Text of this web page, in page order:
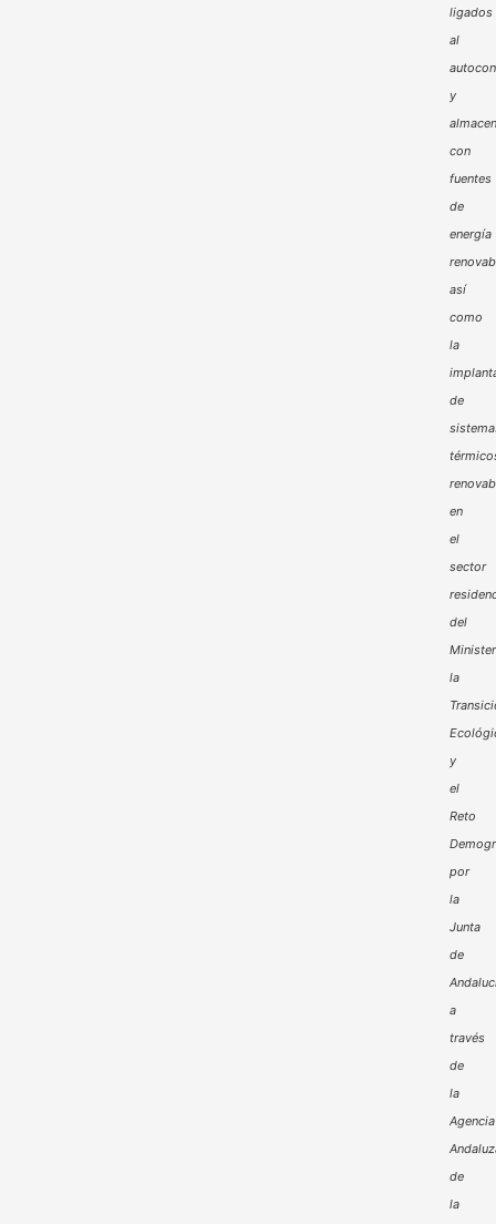
ligados
al
y
con
fuentes
de
energía
así
como
la
de
en
el
sector
del
la
y
el
Reto
por
la
Junta
de
a
través
de
la
Agencia
de
la